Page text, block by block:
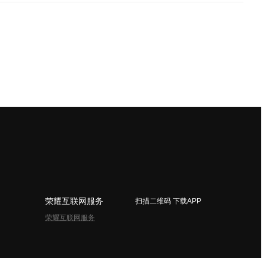
荣耀互联网服务
荣耀互联网服务
扫描二维码 下载APP